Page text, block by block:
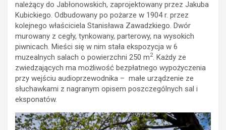
należący do Jabłonowskich, zaprojektowany przez Jakuba
Kubickiego. Odbudowany po pożarze w 1904 r. przez
kolejnego właściciela Stanisława Zawadzkiego. Dwór
murowany z cegły, tynkowany, parterowy, na wysokich
piwnicach. Mieści się w nim stała ekspozycja w 6
muzealnych salach o powierzchni 250 m2. Każdy ze
zwiedzających ma możliwość bezpłatnego wypożyczenia
przy wejściu audioprzewodnika – małe urządzenie ze
słuchawkami z nagranym opisem poszczególnych sal i
eksponatów.